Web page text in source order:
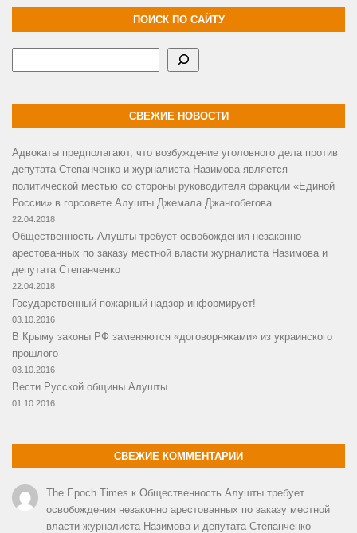
ПОИСК ПО САЙТУ
СВЕЖИЕ НОВОСТИ
Адвокаты предполагают, что возбуждение уголовного дела против
депутата Степанченко и журналиста Назимова является
политической местью со стороны руководителя фракции «Единой
России» в горсовете Алушты Джемала Джангобегова
22.04.2018
Общественность Алушты требует освобождения незаконно
арестованных по заказу местной власти журналиста Назимова и
депутата Степанченко
22.04.2018
Государственный пожарный надзор информирует!
03.10.2016
В Крыму законы РФ заменяются «договорняками» из украинского
прошлого
03.10.2016
Вести Русской общины Алушты
01.10.2016
СВЕЖИЕ КОММЕНТАРИИ
The Epoch Times к Общественность Алушты требует
освобождения незаконно арестованных по заказу местной
власти журналиста Назимова и депутата Степанченко